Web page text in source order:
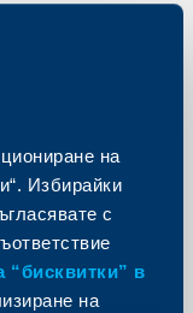
на
Избирайки
с
“бисквитки” в
на
с нови
на нов адрес